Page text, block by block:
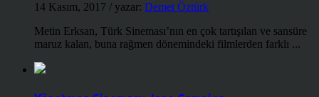
14 Kasım, 2017 / yazar: Demet Öztürk
Metin Erksan, Türk Sineması’nın en çok tartışılan ve sansüre
maruz kalan, buna rağmen dönemindeki filmlerden farklı ...